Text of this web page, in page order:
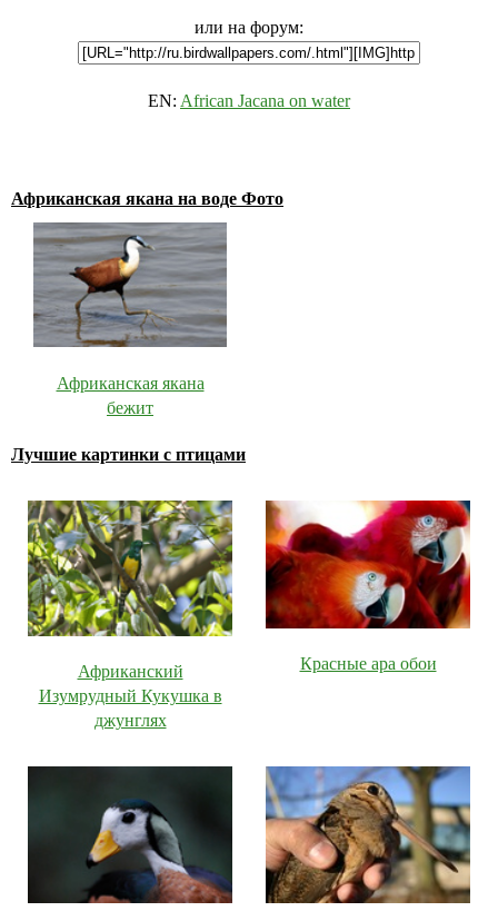
или на форум:
EN: African Jacana on water
Африканская якана на воде Фото
Африканская якана
бежит
Лучшие картинки с птицами
Африканский
Изумрудный Кукушка в
джунглях
Красные ара обои